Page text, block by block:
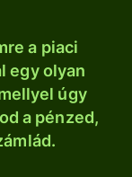
a piaci
egy olyan
úgy
a pénzed,